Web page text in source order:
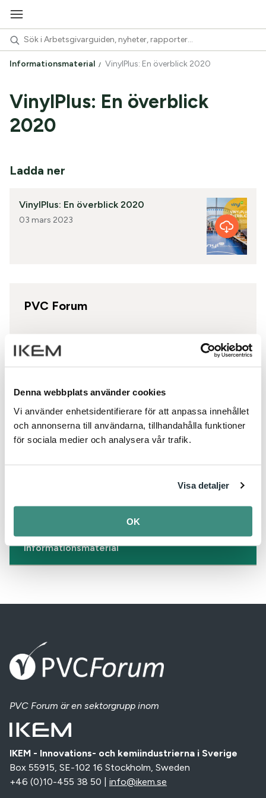
Denna webbplats använder cookies
Vi använder enhetsidentifierare för att anpassa innehållet
och annonserna till användarna, tillhandahålla funktioner
för sociala medier och analysera vår trafik.
Visa detaljer
OK
Informationsmaterial VinylPlus: En överblick 2020
VinylPlus: En överblick
2020
Ladda ner
VinylPlus: En överblick 2020
03 mars 2023
PVC Forum
Om PVC
Cirkulär ekonomi
Färdplan
Informationsmaterial
PVC Forum är en sektorgrupp inom
IKEM - Innovations- och kemiindustrierna i Sverige
Box 55915, SE-102 16 Stockholm, Sweden
+46 (0)10-455 38 50 | info@ikem.se